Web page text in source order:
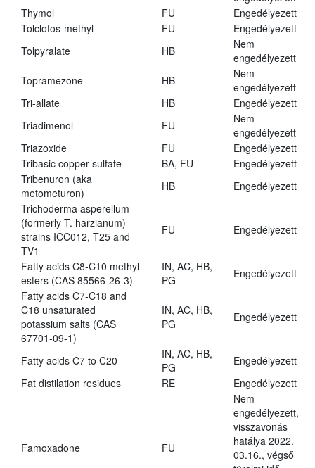
Thymol
FU
Engedélyezett
Tolclofos-methyl
FU
Engedélyezett
Tolpyralate
HB
Nem
engedélyezett
Topramezone
HB
Nem
engedélyezett
Tri-allate
HB
Engedélyezett
Triadimenol
FU
Nem
engedélyezett
Triazoxide
FU
Engedélyezett
Tribasic copper sulfate
BA, FU
Engedélyezett
Tribenuron (aka
metometuron)
HB
Engedélyezett
Trichoderma asperellum
(formerly T. harzianum)
strains ICC012, T25 and
TV1
FU Engedélyezett
Fatty acids C8-C10 methyl
esters (CAS 85566-26-3)
IN, AC, HB,
PG
Engedélyezett
Fatty acids C7-C18 and
C18 unsaturated
potassium salts (CAS
67701-09-1)
IN, AC, HB,
PG
Engedélyezett
Fatty acids C7 to C20
IN, AC, HB,
PG
Engedélyezett
Fat distilation residues
RE Engedélyezett
Famoxadone FU
Nem
engedélyezett,
visszavonás
hatálya 2022.
03.16., végső